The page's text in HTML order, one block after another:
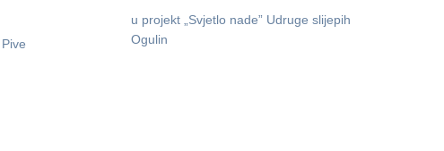
u projekt „Svjetlo nade” Udruge slijepih
Ogulin